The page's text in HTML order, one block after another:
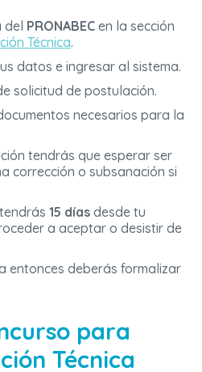
PRONABEC en la sección
Técnica.
datos e ingresar al sistema.
solicitud de postulación.
necesarios para la
tendrás que esperar ser
corrección o subsanación si
15 días desde tu
a aceptar o desistir de
entonces deberás formalizar
para
Técnica